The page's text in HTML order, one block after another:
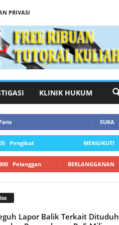
PRIVASI
KLINIK HUKUM
Fans SUKA
Pengikut MENGIKUTI
Pelanggan BERLANGGANAN
Lapor Balik Terkait Dituduh